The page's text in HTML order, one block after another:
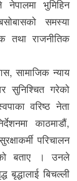
नेपालमा भुमिहिन
समस्या
तथा राजनीतिक
सामाजिक न्याय
सुनिश्चित गरेको
वरिष्ठ नेता
काठमाडौं,
परिचालन
बताए । उनले
बृद्धालाई बिचल्ली